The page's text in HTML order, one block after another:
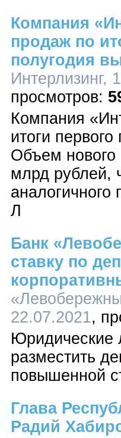
Компания
продаж по
полугодия
Интерлизинг,
Компания
итоги
Объем нового
млрд рублей,
аналогичного
Л
Банк
ставку по
22.07.2021
Юридические
разместить
повышенной
Глава
Радий